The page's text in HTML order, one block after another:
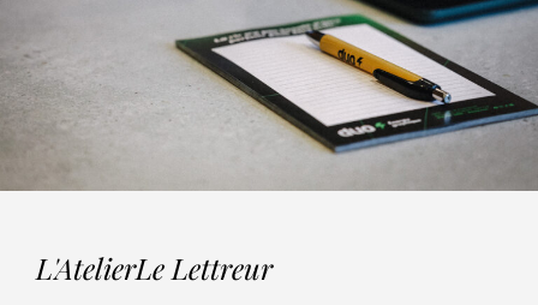
L'AtelierLe Lettreur